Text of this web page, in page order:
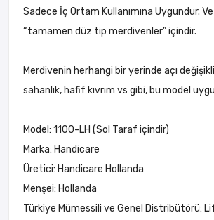
Sadece İç Ortam Kullanımına Uygundur.
“tamamen düz tip merdivenler” içindir.
Merdivenin herhangi bir yerinde açı
sahanlık, hafif kıvrım vs gibi, bu model
Model: 1100-LH (Sol Taraf içindir)
Marka: Handicare
Üretici: Handicare Hollanda
Menşei: Hollanda
Türkiye Mümessili ve Genel Distribütörü: